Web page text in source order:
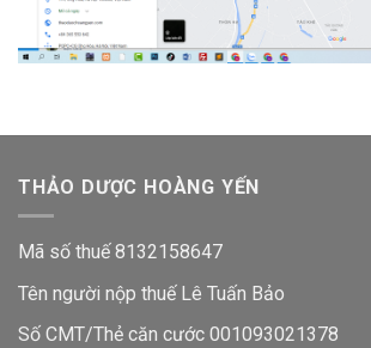
THẢO DƯỢC HOÀNG YẾN
Mã số thuế 8132158647
Tên người nộp thuế Lê Tuấn Bảo
Số CMT/Thẻ căn cước 001093021378